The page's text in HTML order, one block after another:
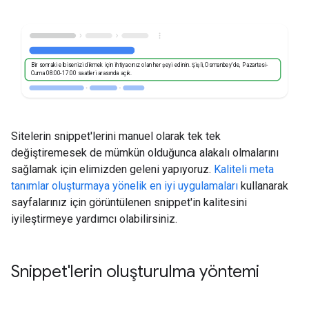
Bir sonraki elbisenizi dikmek için ihtiyacınız olan her şeyi edinin. Şişli, Osmanbey'de, Pazartesi-
Cuma 08:00-17:00 saatleri arasında açık.
Sitelerin snippet'lerini manuel olarak tek tek
değiştiremesek de mümkün olduğunca alakalı olmalarını
sağlamak için elimizden geleni yapıyoruz. Kaliteli meta
tanımlar oluşturmaya yönelik en iyi uygulamaları kullanarak
sayfalarınız için görüntülenen snippet'in kalitesini
iyileştirmeye yardımcı olabilirsiniz.
Snippet'lerin oluşturulma yöntemi